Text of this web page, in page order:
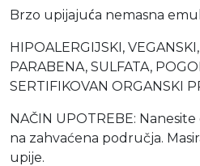
Brzo upijajuća nemasna
HIPOALERGIJSKI,
PARABENA, SULFATA,
SERTIFIKOVAN ORGANSKI
NAČIN UPOTREBE:
na zahvaćena područja.
upije.